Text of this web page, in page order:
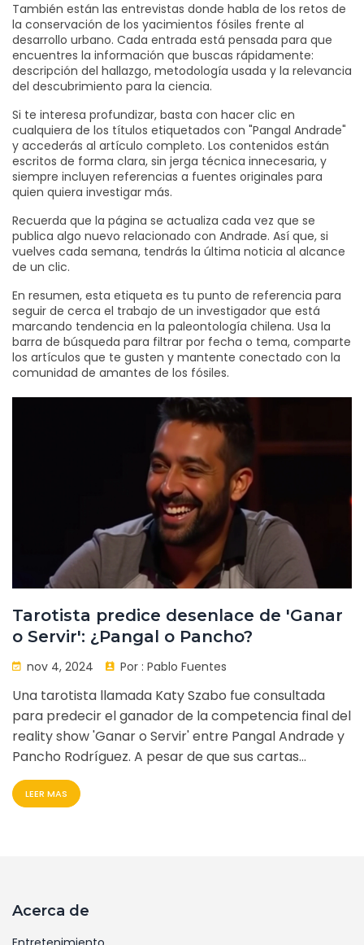
También están las entrevistas donde habla de los retos de
la conservación de los yacimientos fósiles frente al
desarrollo urbano. Cada entrada está pensada para que
encuentres la información que buscas rápidamente:
descripción del hallazgo, metodología usada y la relevancia
del descubrimiento para la ciencia.
Si te interesa profundizar, basta con hacer clic en
cualquiera de los títulos etiquetados con "Pangal Andrade"
y accederás al artículo completo. Los contenidos están
escritos de forma clara, sin jerga técnica innecesaria, y
siempre incluyen referencias a fuentes originales para
quien quiera investigar más.
Recuerda que la página se actualiza cada vez que se
publica algo nuevo relacionado con Andrade. Así que, si
vuelves cada semana, tendrás la última noticia al alcance
de un clic.
En resumen, esta etiqueta es tu punto de referencia para
seguir de cerca el trabajo de un investigador que está
marcando tendencia en la paleontología chilena. Usa la
barra de búsqueda para filtrar por fecha o tema, comparte
los artículos que te gusten y mantente conectado con la
comunidad de amantes de los fósiles.
Tarotista predice desenlace de 'Ganar
o Servir': ¿Pangal o Pancho?
nov 4, 2024 Por : Pablo Fuentes
Una tarotista llamada Katy Szabo fue consultada
para predecir el ganador de la competencia final del
reality show 'Ganar o Servir' entre Pangal Andrade y
Pancho Rodríguez. A pesar de que sus cartas
sugerían inicialmente un empate, Szabo predijo que
Pancho ganaría debido a una posible lesión de
LEER MAS
Acerca de